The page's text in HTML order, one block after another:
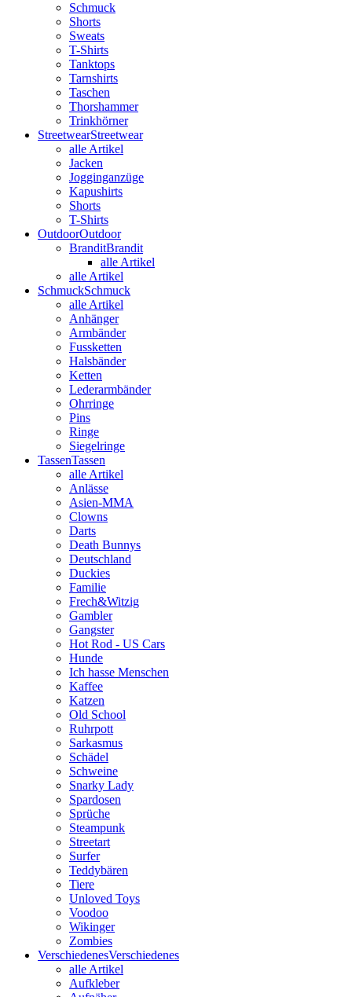
Schmuck
Shorts
Sweats
T-Shirts
Tanktops
Tarnshirts
Taschen
Thorshammer
Trinkhörner
StreetwearStreetwear
alle Artikel
Jacken
Jogginganzüge
Kapushirts
Shorts
T-Shirts
OutdoorOutdoor
BranditBrandit
alle Artikel
alle Artikel
SchmuckSchmuck
alle Artikel
Anhänger
Armbänder
Fussketten
Halsbänder
Ketten
Lederarmbänder
Ohrringe
Pins
Ringe
Siegelringe
TassenTassen
alle Artikel
Anlässe
Asien-MMA
Clowns
Darts
Death Bunnys
Deutschland
Duckies
Familie
Frech&Witzig
Gambler
Gangster
Hot Rod - US Cars
Hunde
Ich hasse Menschen
Kaffee
Katzen
Old School
Ruhrpott
Sarkasmus
Schädel
Schweine
Snarky Lady
Spardosen
Sprüche
Steampunk
Streetart
Surfer
Teddybären
Tiere
Unloved Toys
Voodoo
Wikinger
Zombies
VerschiedenesVerschiedenes
alle Artikel
Aufkleber